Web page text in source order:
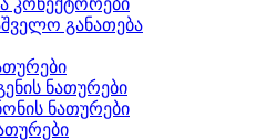
კონექტორები
განათება
ნათურები
ნათურები